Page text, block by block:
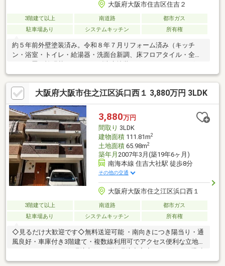
大阪府大阪市住吉区住吉２
3階建て以上 南道路
都市ガス
駐車場あり
システムキッチン 所有権
約５年前外壁塗装済み。令和８年７月リフォーム済み（キッチ
ン・浴室・トイレ・給湯器・洗面台新調、床フロアタイル・全ク
式） 住吉大社まで徒歩２分。
大阪府大阪市住之江区浜口西１ 3,880万円 3LDK
3,880万円
間取り 3LDK
建物面積111.81m2
土地面積65.98m2
築年月 2007年3月(築19年6ヶ月)
南海本線 住吉大社駅 徒歩8分
その他の交通
大阪府大阪市住之江区浜口西１
3階建て以上 南道路
都市ガス
駐車場あり
システムキッチン 所有権
◇見るだけ大歓迎です◇無料送迎可能 ・南向きにつき陽当り・通
風良好・車庫付き3階建て・複数線利用可でアクセス便利な立地・
に◆交渉は全力です◆‐多忙なお客様の「面倒だな」をフルサポー